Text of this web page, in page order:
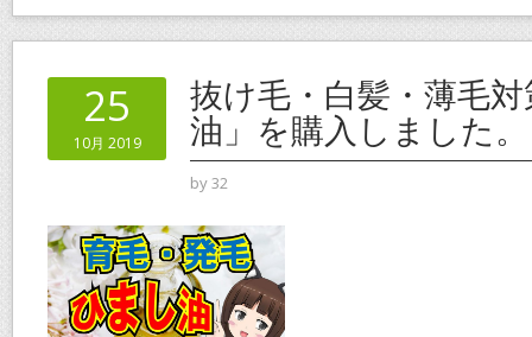
25
10月 2019
抜け毛・白髪・薄毛
油」を購入しました。
by32